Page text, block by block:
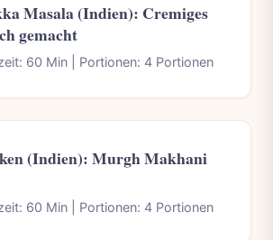
Masala (Indien): Cremiges
gemacht
60 Min | Portionen: 4 Portionen
(Indien): Murgh Makhani
60 Min | Portionen: 4 Portionen